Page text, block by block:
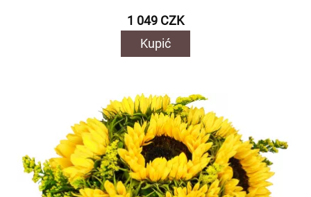
1 049 CZK
Kupić